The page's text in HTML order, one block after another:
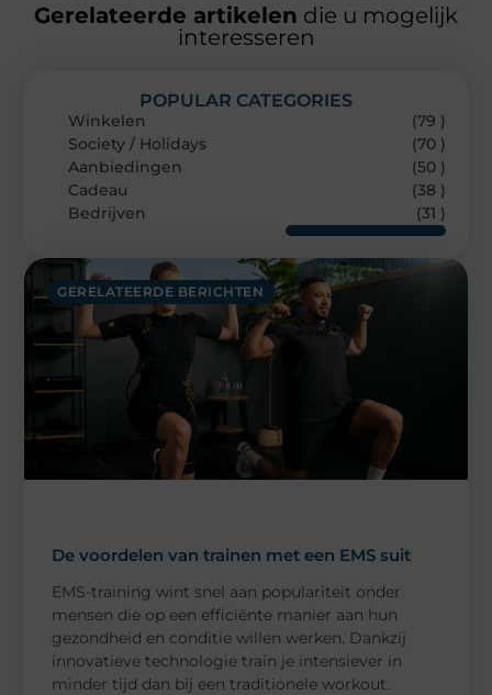
Gerelateerde artikelen die u mogelijk
interesseren
GERELATEERDE BERICHTEN
De voordelen van trainen met een EMS suit
EMS-training wint snel aan populariteit onder
mensen die op een efficiënte manier aan hun
gezondheid en conditie willen werken. Dankzij
innovatieve technologie train je intensiever in
minder tijd dan bij een traditionele workout.
POPULAR CATEGORIES
Winkelen
(79 )
Society / Holidays
(70 )
Aanbiedingen
(50 )
Cadeau
(38 )
Bedrijven
(31 )